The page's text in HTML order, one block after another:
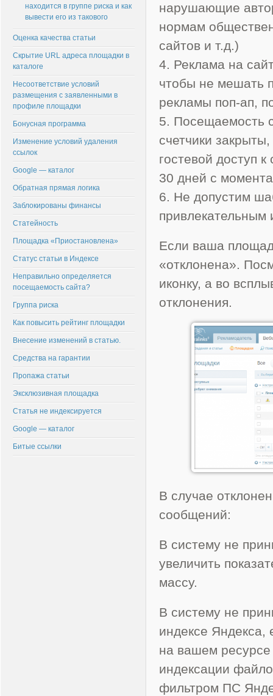
нарушающие
нормам
сайтов и т.д.)
4. Реклама на
чтобы не мешать
рекламы поп-ап,
5. Посещаемость
счетчики
гостевой доступ
30 дней с
6. Не допустим
Если ваша
«отклонена».
иконку, а во
отклонения.
В случае
сообщений:
В систему не
увеличить
массу.
В систему не
индексе Яндекса,
на вашем
индексации
фильтром ПС
находится в группе риска и как
вывести его из такового
Оценка качества статьи
Скрытие URL адреса площадки в
каталоге
Несоответствие условий
размещения с заявленными в
профиле площадки
Бонусная программа
Изменение условий удаления
ссылок
Google — каталог
Обратная прямая логика
Заблокированы финансы
Статейность
Площадка «Приостановлена»
Статус статьи в Индексе
Неправильно определяется
посещаемость сайта?
Группа риска
Как повысить рейтинг площадки
Внесение изменений в статью.
Средства на гарантии
Пропажа статьи
Эксклюзивная площадка
Статья не индексируется
Google — каталог
Битые ссылки